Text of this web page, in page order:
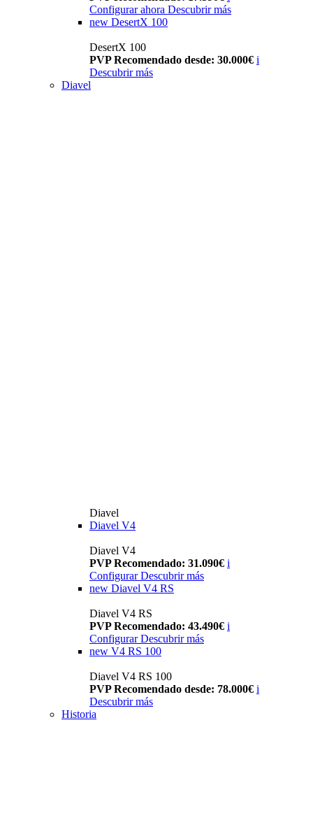
Configurar ahora Descubrir más
new DesertX 100
DesertX 100
PVP Recomendado desde: 30.000€ i
Descubrir más
Diavel
Diavel
Diavel V4
Diavel V4
PVP Recomendado: 31.090€ i
Configurar Descubrir más
new Diavel V4 RS
Diavel V4 RS
PVP Recomendado: 43.490€ i
Configurar Descubrir más
new V4 RS 100
Diavel V4 RS 100
PVP Recomendado desde: 78.000€ i
Descubrir más
Historia